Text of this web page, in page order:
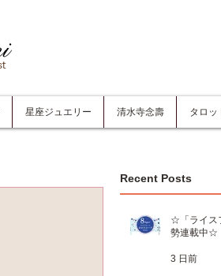
星座ジュエリー 清水寺念壽 タロッ
Recent Posts
☆「ライス
勢連載中☆
3 日前